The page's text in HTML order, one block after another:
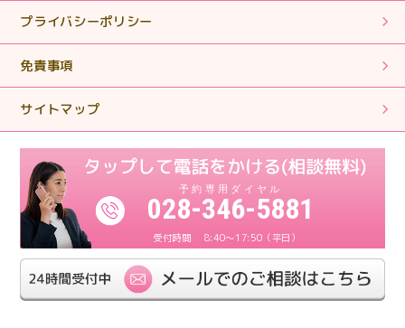
ございました。
【相続税申告・手続き】簡単な質問に対しても親身にな
って対応していただきありがとうございます。
2024.11.11
【相続税申告】親身になって対応してくださり、とても
感謝しております。
【相続税申告】丁寧にわかりやすく対応していただけま
プライバシーポリシー
免責事項
サイトマップ
028-346-5881
8:40～17:50（平日）